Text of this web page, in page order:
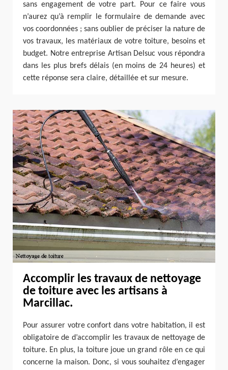
sans engagement de votre part. Pour ce faire vous
n’aurez qu’à remplir le formulaire de demande avec
vos coordonnées ; sans oublier de préciser la nature de
vos travaux, les matériaux de votre toiture, besoins et
budget. Notre entreprise Artisan Delsuc vous répondra
dans les plus brefs délais (en moins de 24 heures) et
cette réponse sera claire, détaillée et sur mesure.
Accomplir les travaux de nettoyage
de toiture avec les artisans à
Marcillac.
Pour assurer votre confort dans votre habitation, il est
obligatoire de d’accomplir les travaux de nettoyage de
toiture. En plus, la toiture joue un grand rôle en ce qui
concerne la maison. Donc, si vous souhaitez d’engager